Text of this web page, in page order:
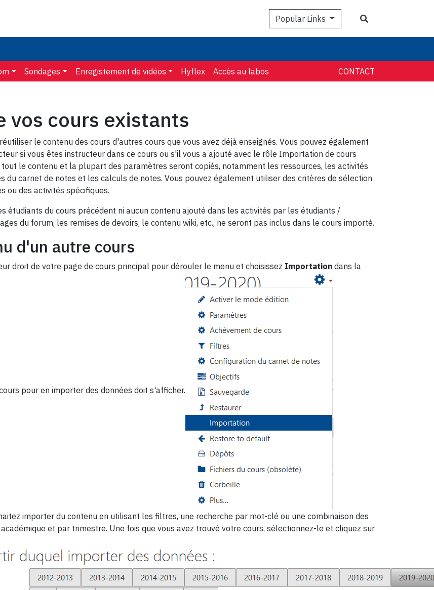
Popular Links
Sondages Enregistement de vidéos Hyflex Accès au labos CONTACT
vos cours existants
le contenu des cours d'autres cours que vous avez déjà enseignés. Vous pouvez également
si vous êtes instructeur dans ce cours ou s'il vous a ajouté avec le rôle Importation de cours
le contenu et la plupart des paramètres seront copiés, notamment les ressources, les activités
du carnet de notes et les calculs de notes. Vous pouvez également utiliser des critères de sélection
ou des activités spécifiques.
étudiants du cours précédent ni aucun contenu ajouté dans les activités par les étudiants /
du forum, les remises de devoirs, le contenu wiki, etc., ne seront pas inclus dans le cours importé.
d'un autre cours
droit de votre page de cours principal pour dérouler le menu et choisissez Importation dans la
pour en importer des données doit s'afficher.
importer du contenu en utilisant les filtres, une recherche par mot-clé ou une combinaison des
et par trimestre. Une fois que vous avez trouvé votre cours, sélectionnez-le et cliquez sur